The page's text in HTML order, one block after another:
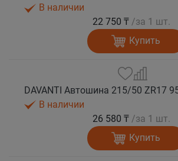
В наличии
22 750 ₸ /за 1 шт.
Купить
В наличии
26 580 ₸ /за 1 шт.
Купить